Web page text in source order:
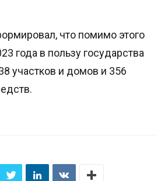
что помимо этого
года в пользу государства
участков и домов и 356